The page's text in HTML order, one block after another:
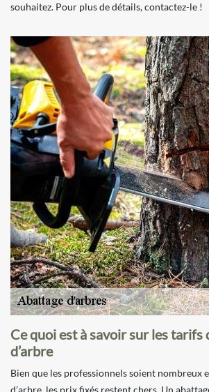
souhaitez. Pour plus de détails, contactez-le !
Ce quoi est à savoir sur les tarifs
d’arbre
Bien que les professionnels soient nombreux
d’arbre, les prix fixés restent chers. Un